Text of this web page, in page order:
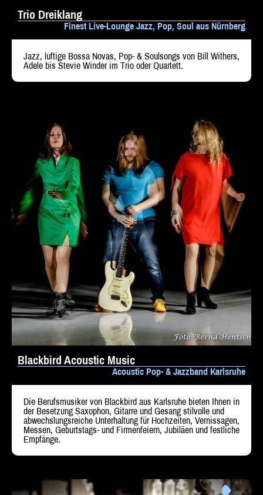
Trio Dreiklang
Finest Live-Lounge Jazz, Pop, Soul aus Nürnberg
Jazz, luftige Bossa Novas, Pop- & Soulsongs von Bill Withers,
Adele bis Stevie Winder im Trio oder Quartett.
Blackbird Acoustic Music
Acoustic Pop- & Jazzband Karlsruhe
Die Berufsmusiker von Blackbird aus Karlsruhe bieten Ihnen in
der Besetzung Saxophon, Gitarre und Gesang stilvolle und
abwechslungsreiche Unterhaltung für Hochzeiten, Vernissagen,
Messen, Geburtstags- und Firmenfeiern, Jubiläen und festliche
Empfänge.